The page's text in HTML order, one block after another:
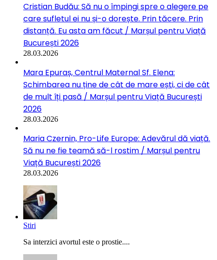
Cristian Budău: Să nu o împingi spre o alegere pe
care sufletul ei nu și-o dorește. Prin tăcere. Prin
distanță. Eu asta am făcut / Marșul pentru Viață
București 2026
28.03.2026
Mara Epuraș, Centrul Maternal Sf. Elena:
Schimbarea nu ține de cât de mare ești, ci de cât
de mult îți pasă / Marșul pentru Viață București
2026
28.03.2026
Maria Czernin, Pro-Life Europe: Adevărul dă viață.
Să nu ne fie teamă să-l rostim / Marșul pentru
Viață București 2026
28.03.2026
Stiri
Sa interzici avortul este o prostie....